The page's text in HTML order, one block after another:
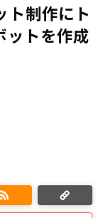
ト制作にト
ットを作成